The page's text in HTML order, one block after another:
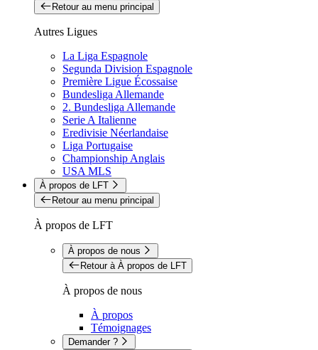
Retour au menu principal
Autres Ligues
La Liga Espagnole
Segunda Division Espagnole
Première Ligue Écossaise
Bundesliga Allemande
2. Bundesliga Allemande
Serie A Italienne
Eredivisie Néerlandaise
Liga Portugaise
Championship Anglais
USA MLS
À propos de LFT
Retour au menu principal
À propos de LFT
À propos de nous
Retour à À propos de LFT
À propos de nous
À propos
Témoignages
Demander ?